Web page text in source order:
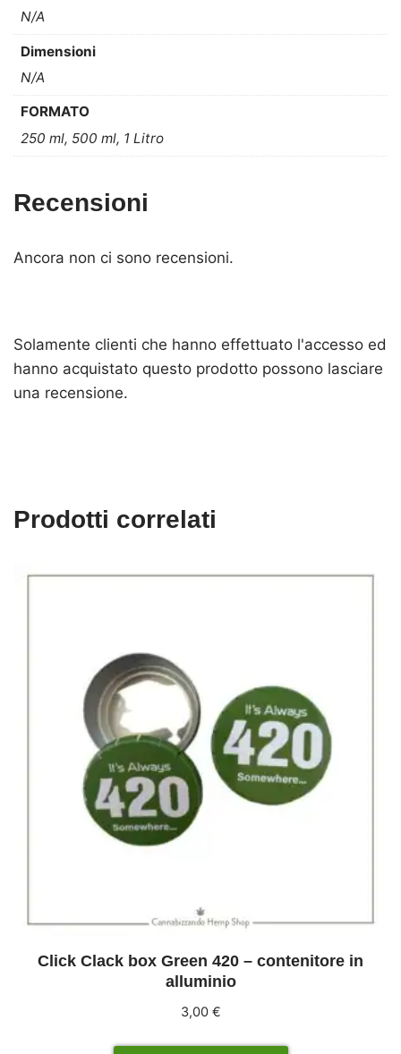
N/A
Dimensioni
N/A
FORMATO
250 ml, 500 ml, 1 Litro
Recensioni
Ancora non ci sono recensioni.
Solamente clienti che hanno effettuato l'accesso ed
hanno acquistato questo prodotto possono lasciare
una recensione.
Prodotti correlati
Click Clack box Green 420 – contenitore in
alluminio
3,00 €